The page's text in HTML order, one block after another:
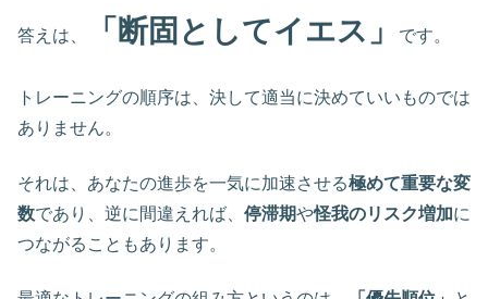
答えは、 「断固としてイエス」 です。
トレーニングの順序は、決して適当に決めていいものでは
ありません。
それは、あなたの進歩を一気に加速させる極めて重要な変
数であり、逆に間違えれば、 停滞期や怪我のリスク増加に
つながることもあります。